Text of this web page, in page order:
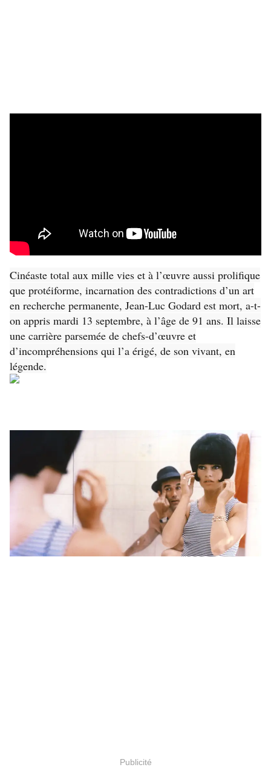
Cinéaste total aux mille vies et à l’œuvre aussi prolifique
que protéiforme, incarnation des contradictions d’un art
en recherche permanente, Jean-Luc Godard est mort, a-t-
on appris mardi 13 septembre, à l’âge de 91 ans. Il laisse
une carrière parsemée de chefs-d’œuvre et
d’incompréhensions qui l’a érigé, de son vivant, en
légende.
Publicité